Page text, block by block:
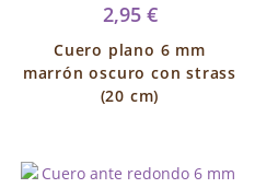
2,95 €
Cuero plano 6 mm
marrón oscuro con strass
(20 cm)